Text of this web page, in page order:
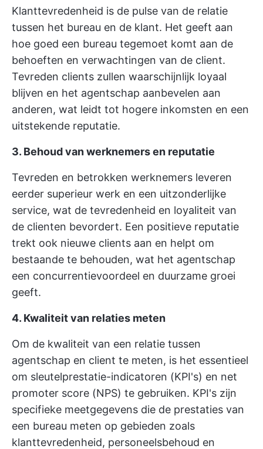
Klanttevredenheid is de pulse van de relatie
tussen het bureau en de klant. Het geeft aan
hoe goed een bureau tegemoet komt aan de
behoeften en verwachtingen van de client.
Tevreden clients zullen waarschijnlijk loyaal
blijven en het agentschap aanbevelen aan
anderen, wat leidt tot hogere inkomsten en een
uitstekende reputatie.
3. Behoud van werknemers en reputatie
Tevreden en betrokken werknemers leveren
eerder superieur werk en een uitzonderlijke
service, wat de tevredenheid en loyaliteit van
de clienten bevordert. Een positieve reputatie
trekt ook nieuwe clients aan en helpt om
bestaande te behouden, wat het agentschap
een concurrentievoordeel en duurzame groei
geeft.
4. Kwaliteit van relaties meten
Om de kwaliteit van een relatie tussen
agentschap en client te meten, is het essentieel
om sleutelprestatie-indicatoren (KPI's) en net
promoter score (NPS) te gebruiken. KPI's zijn
specifieke meetgegevens die de prestaties van
een bureau meten op gebieden zoals
klanttevredenheid, personeelsbehoud en